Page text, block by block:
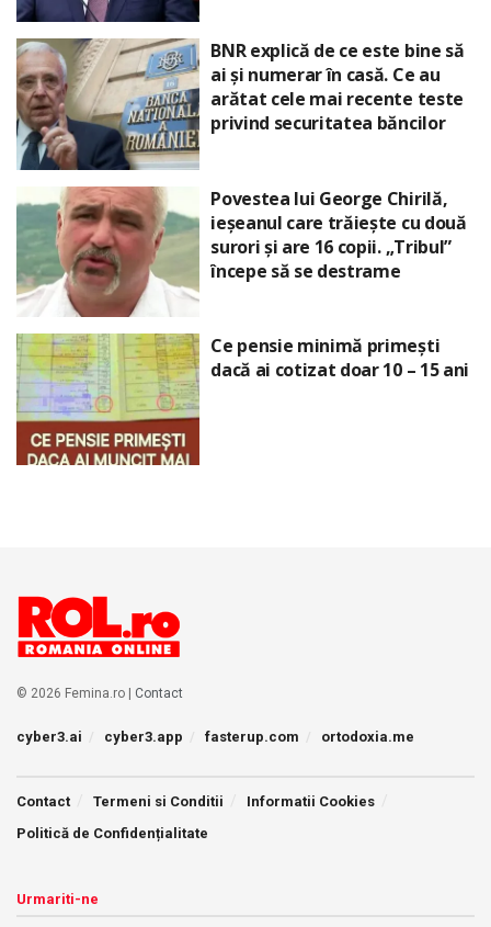
BNR explică de ce este bine să
ai și numerar în casă. Ce au
arătat cele mai recente teste
privind securitatea băncilor
Povestea lui George Chirilă,
ieșeanul care trăiește cu două
surori și are 16 copii. „Tribul”
începe să se destrame
Ce pensie minimă primești
dacă ai cotizat doar 10 – 15 ani
© 2026 Femina.ro | Contact
cyber3.ai cyber3.app fasterup.com ortodoxia.me
Contact Termeni si Conditii
Informatii Cookies
Politică de Confidențialitate
Urmariti-ne